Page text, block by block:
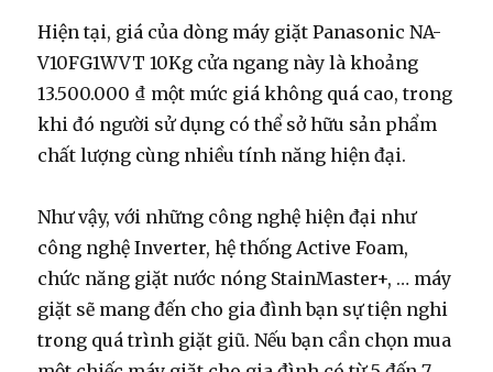
Hiện tại, giá của dòng máy giặt Panasonic NA-
V10FG1WVT 10Kg cửa ngang này là khoảng
13.500.000 ₫ một mức giá không quá cao, trong
khi đó người sử dụng có thể sở hữu sản phẩm
chất lượng cùng nhiều tính năng hiện đại.
Như vậy, với những công nghệ hiện đại như
công nghệ Inverter, hệ thống Active Foam,
chức năng giặt nước nóng StainMaster+, … máy
giặt sẽ mang đến cho gia đình bạn sự tiện nghi
trong quá trình giặt giũ. Nếu bạn cần chọn mua